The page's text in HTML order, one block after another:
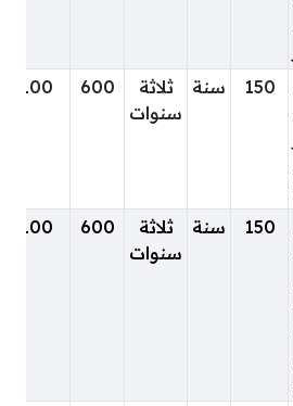
150 سنة
ثلاثة
سنوات
600
100
150 سنة
ثلاثة
سنوات
600
100